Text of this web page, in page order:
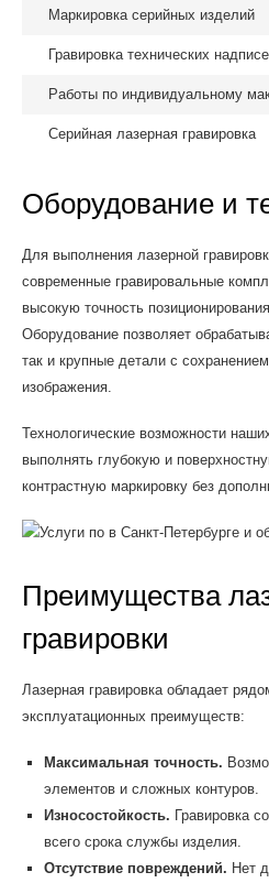
Маркировка серийных изделий
Гравировка технических
Работы по индивидуальному
Серийная лазерная гравировка
Оборудование и
Для выполнения лазерной
современные гравировальные
высокую точность
Оборудование позволяет
так и крупные детали с
изображения.
Технологические возможности
выполнять глубокую и
контрастную маркировку без
Преимущества
гравировки
Лазерная гравировка обладает
эксплуатационных преимуществ:
Максимальная точность.
элементов и сложных контуров.
Износостойкость. Гравировка
всего срока службы изделия.
Отсутствие повреждений. Нет